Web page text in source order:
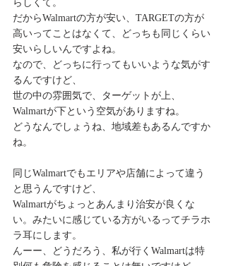
らしくて。
だからWalmartの方が安い、TARGETの方が
高いってことはなくて、どっちも同じくらい
安いらしいんですよね。
なので、どっちに行ってもいいような気がす
るんですけど、
世の中の雰囲気で、ターゲットが上、
Walmartが下という空気がありますね。
どうなんでしょうね、地域差もあるんですか
ね。
同じWalmartでもエリアや店舗によって違う
と思うんですけど、
Walmartがちょっとあんまり治安が良くな
い。みたいに感じている方がいるってチラホ
ラ耳にします。
んーー、どうだろう、私が行くWalmartは特